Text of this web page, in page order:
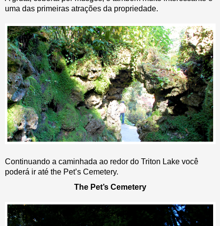
uma das primeiras atrações da propriedade.
Continuando a caminhada ao redor do Triton Lake você
poderá ir até the Pet’s Cemetery.
The Pet’s Cemetery